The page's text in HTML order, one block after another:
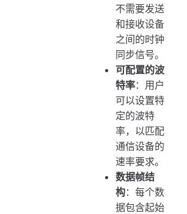
不需要发送
和接收设备
之间的时钟
同步信号。
可配置的波
特率：用户
可以设置特
定的波特
率，以匹配
通信设备的
速率要求。
数据帧结
构：每个数
据包含起始